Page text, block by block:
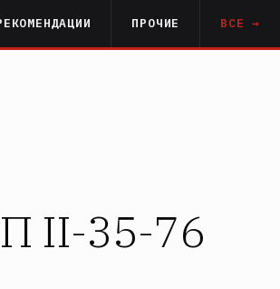
ПРОЧИЕ ВСЕ →
II-35-76